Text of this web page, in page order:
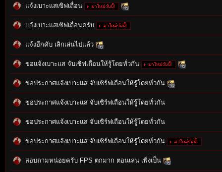
Su
แจ้งเบาะแสเซิฟเถื่อน
แจ้งเบาะแสเซิฟเถื่อนครับ
แจ้งอีกคับ เลิกเล่นไปแล้ว
ขอแจ้งเบาะแส จับเซิฟเถื่อนให้รู้โดยทั่วกัน
ขอประกาศแจ้งเบาะแส จับเซิร์ฟเถือนให้รู้โดยทั่วกัน
ขอประกาศแจ้งเบาะแส จับเซิร์ฟเถือนให้รู้โดยทั่วกัน
ขอประกาศแจ้งเบาะแส จับเซิร์ฟเถือนให้รู้โดยทั่วกัน
ขอประกาศแจ้งเบาะแส จับเซิร์ฟเถือนให้รู้โดยทั่วกัน
สอบถามหน่อยครับ FPS ตกมาก ตอนเล่น เพิ่งเป็น